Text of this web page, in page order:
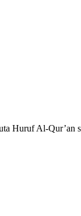
Huruf Al-Qur’an